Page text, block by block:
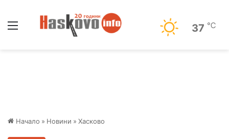
37 ℃
Начало » Новини » Хасково